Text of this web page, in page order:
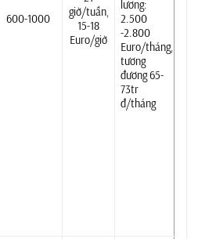
600-1000
giờ/tuần,
15-18
Euro/giờ
lương:
2.500
-2.800
Euro/tháng,
tương
đương 65-
73tr
đ/tháng